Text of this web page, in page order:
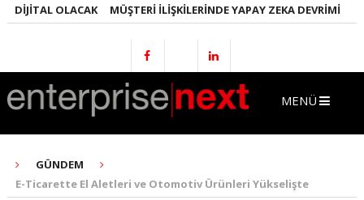
OLACAK MÜŞTERI İLIŞKILERINDE YAPAY ZEKA DEVRIMI
MENÜ
GÜNDEM
E-Ticarette El Aletleri ve Otomotiv Ürünleri Yükselişte